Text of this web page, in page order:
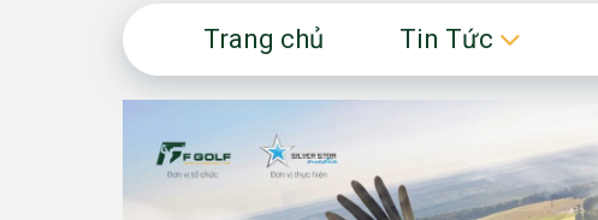
30/01/2026 12:00 sáng
18/04/2025 12:00 sáng
Trang chủ Tin Tức